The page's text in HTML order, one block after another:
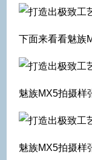
下面来看看魅族
魅族MX5拍摄样
魅族MX5拍摄样